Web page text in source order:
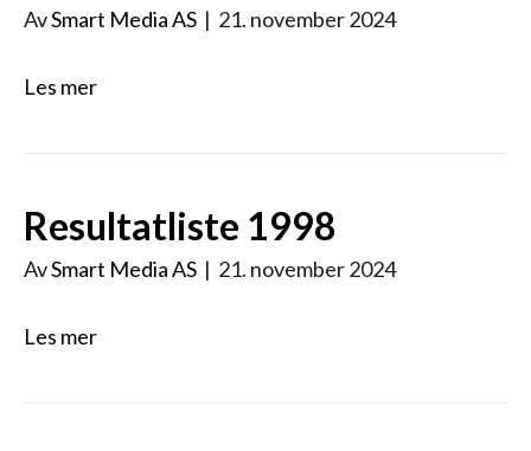
AvSmart Media AS | 21. november 2024
Les mer
Resultatliste 1998
AvSmart Media AS | 21. november 2024
Les mer